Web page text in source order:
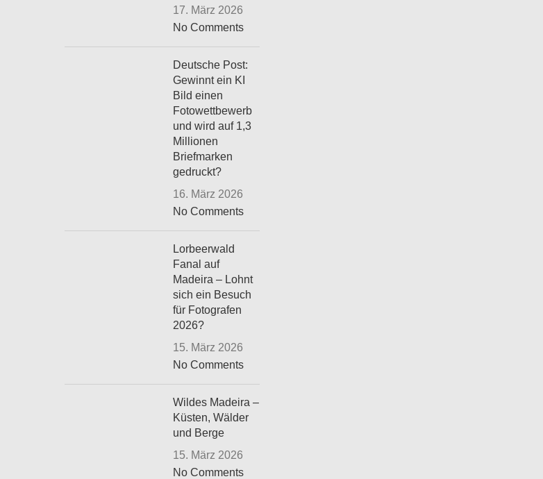
17. März 2026
No Comments
Deutsche Post:
Gewinnt ein KI
Bild einen
Fotowettbewerb
und wird auf 1,3
Millionen
Briefmarken
gedruckt?
16. März 2026
No Comments
Lorbeerwald
Fanal auf
Madeira – Lohnt
sich ein Besuch
für Fotografen
2026?
15. März 2026
No Comments
Wildes Madeira –
Küsten, Wälder
und Berge
15. März 2026
No Comments